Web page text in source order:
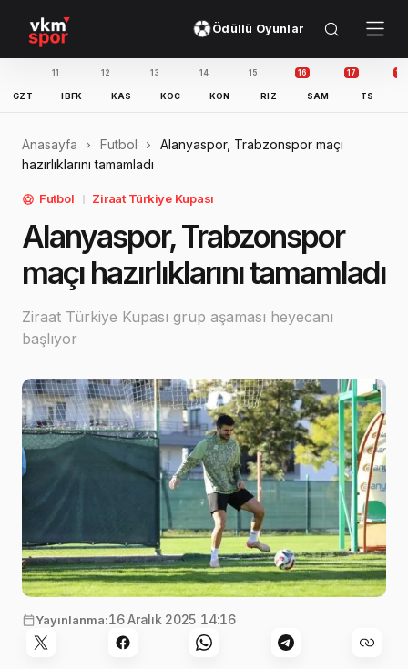
Ödüllü Oyunlar
GNC
10
GZT
11
IBFK
12
KAS
13
KOC
14
KON
15
RIZ
16
SAM
17
Anasayfa Futbol
Alanyaspor, Trabzonspor maçı
hazırlıklarını tamamladı
Futbol Ziraat Türkiye Kupası
Alanyaspor, Trabzonspor
maçı hazırlıklarını tamamladı
Ziraat Türkiye Kupası grup aşaması heyecanı
başlıyor
Yayınlanma:16 Aralık 2025 14:16